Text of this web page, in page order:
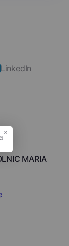
LinkedIn
MARIA
×